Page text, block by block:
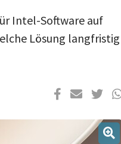
Intel-Software auf
Lösung langfristig